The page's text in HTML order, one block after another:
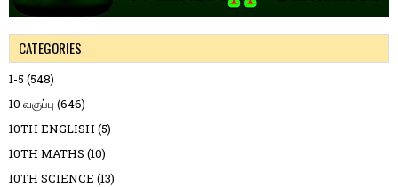
CATEGORIES
1-5 (548)
10 வகுப்பு (646)
10TH ENGLISH (5)
10TH MATHS (10)
10TH SCIENCE (13)